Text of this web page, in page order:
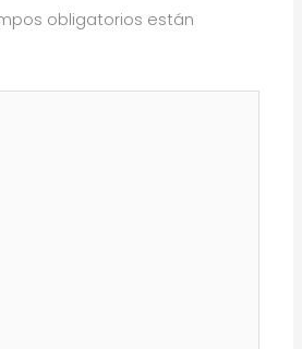
obligatorios están